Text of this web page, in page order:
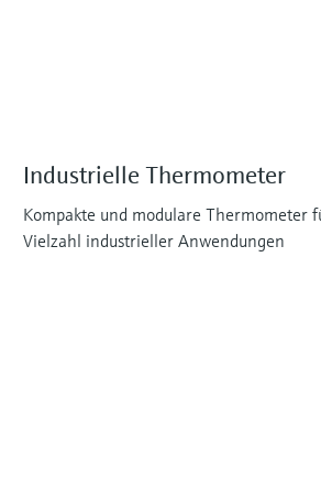
Industrielle Thermometer
Kompakte und modulare Thermometer
Vielzahl industrieller Anwendungen